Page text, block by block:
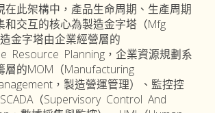
此架構中，產品生命周期、生產周期
和交互的核心為製造金字塔（Mfg
金字塔由企業經營層的
Resource Planning，企業資源規劃系
層的MOM（Manufacturing
，製造營運管理）、監控控
（Supervisory Control And